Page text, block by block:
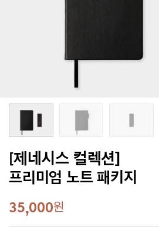
[제네시스 컬렉션]
프리미엄 노트 패키지
35,000원